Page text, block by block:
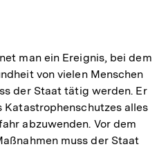
man ein Ereignis, bei dem
von vielen Menschen
der Staat tätig werden. Er
alles
abzuwenden. Vor dem
muss der Staat